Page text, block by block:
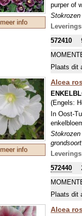
meer info
purper of
572410
Plaats dit
meer info
Alcea
(Engels:
In Oost-
vaak
572440
Plaats dit
Alcea